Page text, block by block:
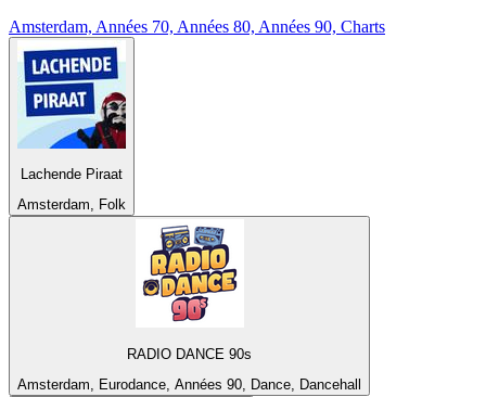
Amsterdam, Années 70, Années 80, Années 90, Charts
Lachende Piraat
Amsterdam, Folk
RADIO DANCE 90s
Amsterdam, Eurodance, Années 90, Dance, Dancehall